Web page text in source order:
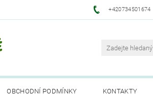
+420734501674
OBCHODNÍ PODMÍNKY KONTAKTY